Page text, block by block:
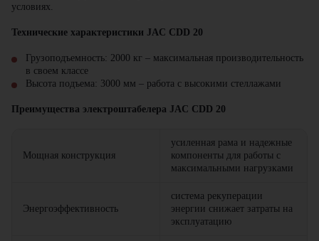
условиях.
Технические характеристики JAC CDD 20
Грузоподъемность: 2000 кг – максимальная производительность
в своем классе
Высота подъема: 3000 мм – работа с высокими стеллажами
Преимущества электроштабелера JAC CDD 20
Мощная конструкция
усиленная рама и надежные
компоненты для работы с
максимальными нагрузками
Энергоэффективность
система рекуперации
энергии снижает затраты на
эксплуатацию